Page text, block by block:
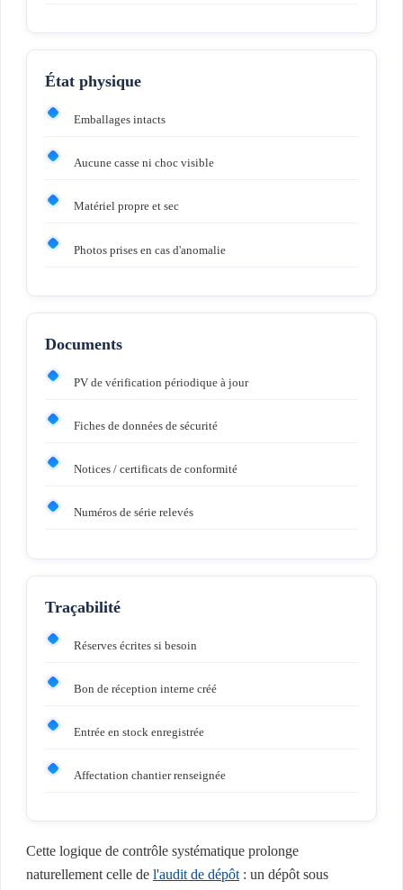
État physique
Emballages intacts
Aucune casse ni choc visible
Matériel propre et sec
Photos prises en cas d'anomalie
Documents
PV de vérification périodique à jour
Fiches de données de sécurité
Notices / certificats de conformité
Numéros de série relevés
Traçabilité
Réserves écrites si besoin
Bon de réception interne créé
Entrée en stock enregistrée
Affectation chantier renseignée
Cette logique de contrôle systématique prolonge
naturellement celle de l'audit de dépôt : un dépôt sous